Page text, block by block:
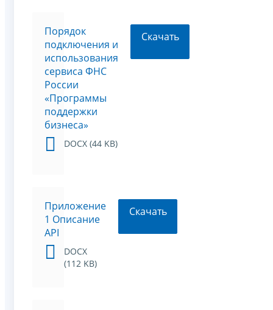
Порядок
подключения и
использования
сервиса ФНС
России
«Программы
поддержки
бизнеса»
DOCX (44 KB)
Скачать
Приложение
1 Описание
API
DOCX
(112 KB)
Скачать